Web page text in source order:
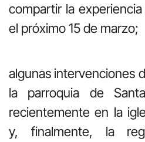
compartir la
el próximo 15 de marzo;
algunas intervenciones
la parroquia de
recientemente en la
y, finalmente, la